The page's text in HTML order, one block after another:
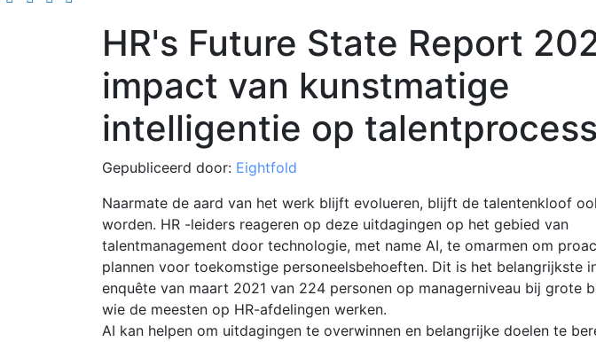
HR's Future State Report
impact van kunstmatige
intelligentie op
Gepubliceerd door: Eightfold
Naarmate de aard van het werk blijft evolueren, blijft de talentenkloof
worden. HR -leiders reageren op deze uitdagingen op het gebied van
talentmanagement door technologie, met name AI, te omarmen om
plannen voor toekomstige personeelsbehoeften. Dit is het belangrijkste
enquête van maart 2021 van 224 personen op managerniveau bij grote
wie de meesten op HR-afdelingen werken.
AI kan helpen om uitdagingen te overwinnen en belangrijke doelen te